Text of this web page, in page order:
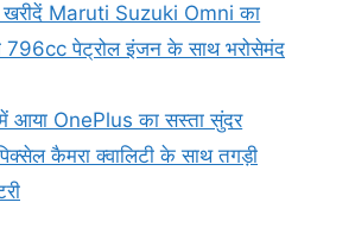
खरीदें Maruti Suzuki Omni का
796cc पेट्रोल इंजन के साथ भरोसेमंद
आया OnePlus का सस्ता सुंदर
कैमरा क्वालिटी के साथ तगड़ी